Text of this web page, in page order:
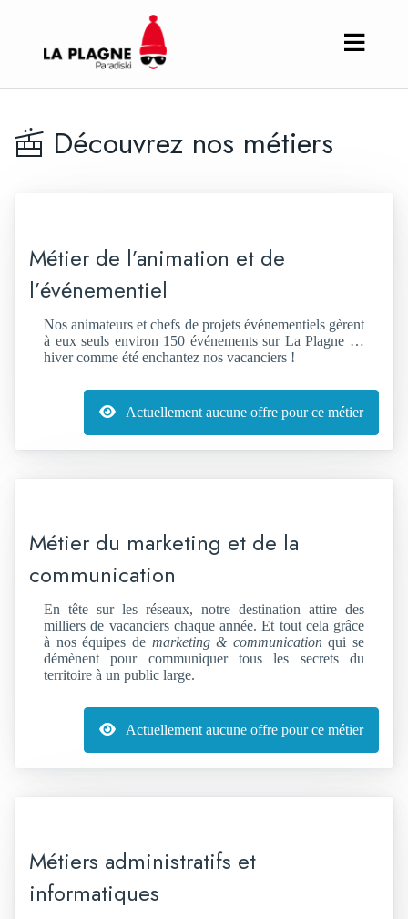
Découvrez nos métiers
Métier de l’animation et de
l’événementiel
Nos animateurs et chefs de projets événementiels gèrent
à eux seuls environ 150 événements sur La Plagne …
hiver comme été enchantez nos vacanciers !
Actuellement aucune offre pour ce métier
Métier du marketing et de la
communication
En tête sur les réseaux, notre destination attire des
milliers de vacanciers chaque année. Et tout cela grâce
à nos équipes de marketing & communicationqui se
démènent pour communiquer tous les secrets du
territoire à un public large.
Actuellement aucune offre pour ce métier
Métiers administratifs et
informatiques